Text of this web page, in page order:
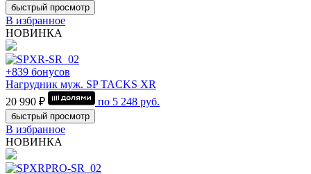
быстрый просмотр
В избранное
НОВИНКА
+839 бонусов
Нагрудник муж. SP TACKS XR
20 990 ₽
по 5 248 руб.
быстрый просмотр
В избранное
НОВИНКА